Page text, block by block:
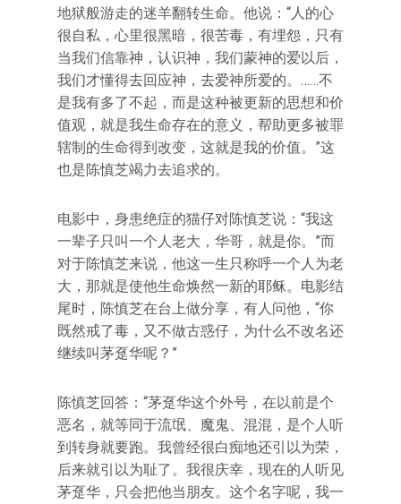
地狱般游走的迷羊翻转生命。他说：“人的心
很自私，心里很黑暗，很苦毒，有埋怨，只有
当我们信靠神，认识神，我们蒙神的爱以后，
我们才懂得去回应神，去爱神所爱的。……不
是我有多了不起，而是这种被更新的思想和价
值观，就是我生命存在的意义，帮助更多被罪
辖制的生命得到改变，这就是我的价值。”这
也是陈慎芝竭力去追求的。
电影中，身患绝症的猫仔对陈慎芝说：“我这
一辈子只叫一个人老大，华哥，就是你。”而
对于陈慎芝来说，他这一生只称呼一个人为老
大，那就是使他生命焕然一新的耶稣。电影结
尾时，陈慎芝在台上做分享，有人问他，“你
既然戒了毒，又不做古惑仔，为什么不改名还
继续叫茅趸华呢？”
陈慎芝回答：“茅趸华这个外号，在以前是个
恶名，就等同于流氓、魔鬼、混混，是个人听
到转身就要跑。我曾经很白痴地还引以为荣，
后来就引以为耻了。我很庆幸，现在的人听见
茅趸华，只会把他当朋友。这个名字呢，我一